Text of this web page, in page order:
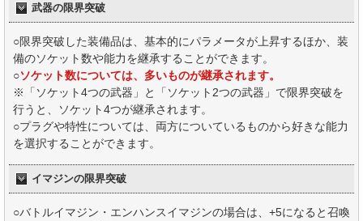
武器の限界突破
○限界突破した装備品は、基本的にパラメータが上昇するほか、装
備のソケット数や能力を継承することができます。
○ソケット数については、多いものが継承されます。
※「ソケット4つの武器」と「ソケット2つの武器」で限界突破を
行うと、ソケット4つが継承されます。
○プラグや特性については、両方についているものから好きな能力
を選択することができます。
イマジンの限界突破
○バトルイマジン・エンハンスイマジンの場合は、+5になると召喚